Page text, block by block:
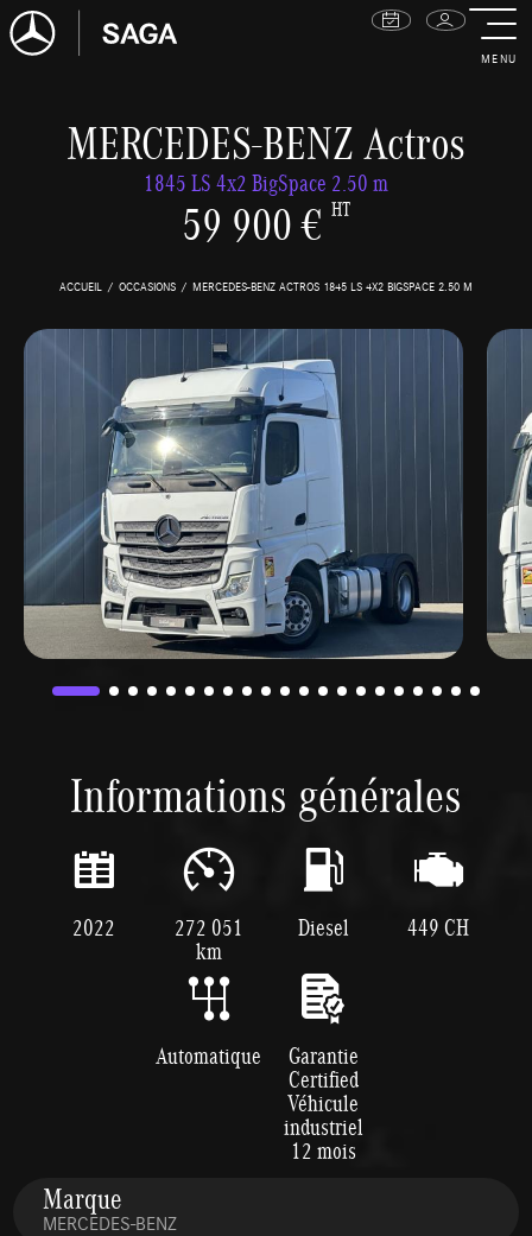
MENU
MERCEDES-BENZ Actros
1845 LS 4x2 BigSpace 2.50 m
59 900 € HT
ACCUEIL OCCASIONS MERCEDES-BENZ ACTROS 1845 LS 4X2 BIGSPACE 2.50 M
Informations générales
2022 272 051
km
Diesel 449 CH
Automatique Garantie
Certified
Véhicule
industriel
12 mois
Marque
MERCEDES-BENZ